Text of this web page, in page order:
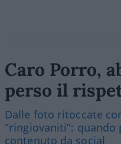
Caro Porro,
perso il
Dalle foto ritoccate
“ringiovaniti”:
contenuto da social